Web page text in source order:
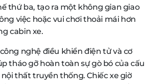
thứ ba, tạo ra một không gian giao
việc hoặc vui chơi thoải mái hơn
cabin xe.
nghệ điều khiển điện tử và cơ
tháo gỡ hoàn toàn sự gò bó của cấu
thất truyền thống. Chiếc xe giờ